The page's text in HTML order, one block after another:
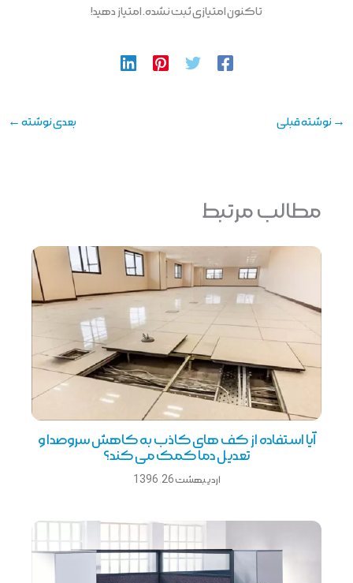
تاکنون امتیازی ثبت نشده. امتیاز دهید!
→ نوشته قبلی بعدی نوشته ←
مطالب مرتبط
آیا استفاده از کف های کاذب به کاهش سروصدا و
تعدیل دما کمک می کند؟
اردیبهشت 26, 1396